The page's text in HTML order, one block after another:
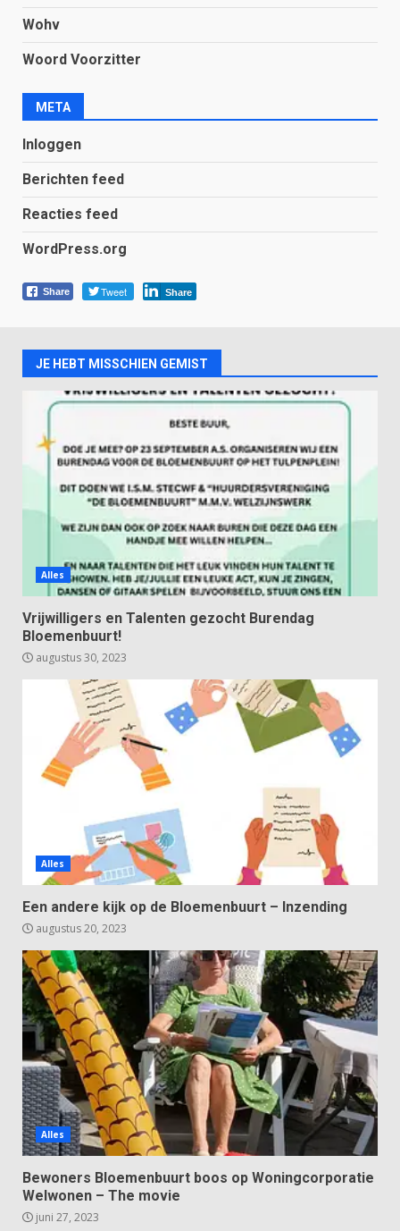
Wohv
Woord Voorzitter
META
Inloggen
Berichten feed
Reacties feed
WordPress.org
Share Tweet Share
JE HEBT MISSCHIEN GEMIST
Alles
Vrijwilligers en Talenten gezocht Burendag
Bloemenbuurt!
augustus 30, 2023
Alles
Een andere kijk op de Bloemenbuurt – Inzending
augustus 20, 2023
Alles
Bewoners Bloemenbuurt boos op Woningcorporatie
Welwonen – The movie
juni 27, 2023